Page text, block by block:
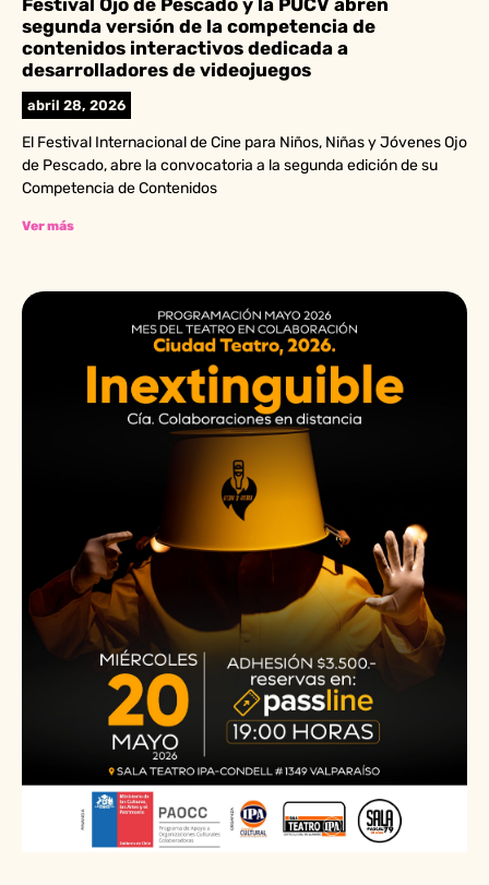
Festival Ojo de Pescado y la PUCV abren
segunda versión de la competencia de
contenidos interactivos dedicada a
desarrolladores de videojuegos
abril 28, 2026
El Festival Internacional de Cine para Niños, Niñas y Jóvenes Ojo
de Pescado, abre la convocatoria a la segunda edición de su
Competencia de Contenidos
Ver más